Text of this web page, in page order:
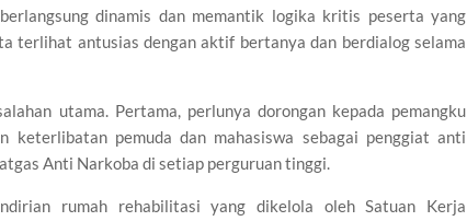
dinamis dan memantik logika kritis peserta yang
terlihat antusias dengan aktif bertanya dan berdialog selama
utama. Pertama, perlunya dorongan kepada pemangku
keterlibatan pemuda dan mahasiswa sebagai penggiat anti
Anti Narkoba di setiap perguruan tinggi.
rumah rehabilitasi yang dikelola oleh Satuan Kerja